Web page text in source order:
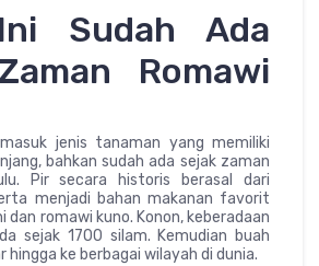
Sudah Ada
Romawi
jenis tanaman yang memiliki
bahkan sudah ada sejak zaman
Pir secara historis berasal dari
menjadi bahan makanan favorit
dan romawi kuno. Konon, keberadaan
sejak 1700 silam. Kemudian buah
ke berbagai wilayah di dunia.